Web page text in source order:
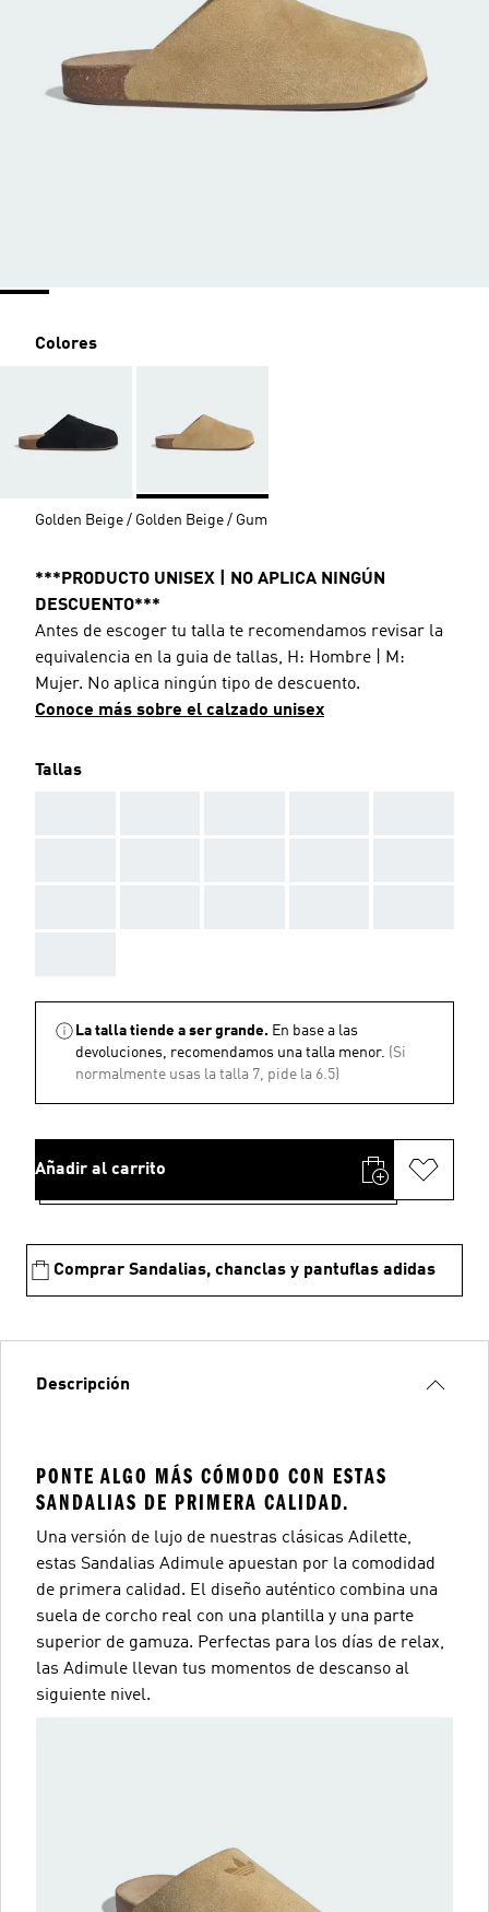
Colores
Golden Beige / Golden Beige / Gum
***PRODUCTO UNISEX | NO APLICA NINGÚN
DESCUENTO***
Antes de escoger tu talla te recomendamos revisar la
equivalencia en la guia de tallas, H: Hombre | M:
Mujer. No aplica ningún tipo de descuento.
Conoce más sobre el calzado unisex
Tallas
La talla tiende a ser grande. En base a las
devoluciones, recomendamos una talla menor. (Si
normalmente usas la talla 7, pide la 6.5)
Añadir al carrito
Comprar Sandalias, chanclas y pantuflas adidas
Descripción
PONTE ALGO MÁS CÓMODO CON ESTAS
SANDALIAS DE PRIMERA CALIDAD.
Una versión de lujo de nuestras clásicas Adilette,
estas Sandalias Adimule apuestan por la comodidad
de primera calidad. El diseño auténtico combina una
suela de corcho real con una plantilla y una parte
superior de gamuza. Perfectas para los días de relax,
las Adimule llevan tus momentos de descanso al
siguiente nivel.